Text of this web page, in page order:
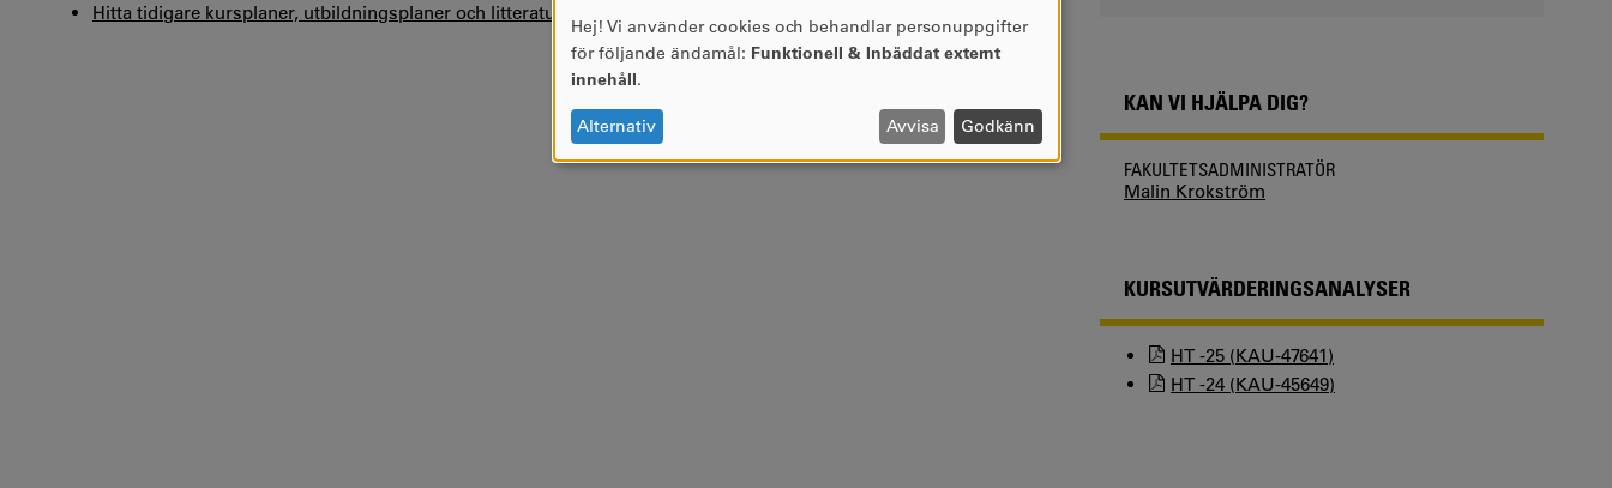
Hitta tidigare kursplaner, utbildningsplaner och litteraturlistor i KUPA.
KAN VI HJÄLPA DIG?
FAKULTETSADMINISTRATÖR
Malin Krokström
KURSUTVÄRDERINGSANALYSER
HT -25 (KAU-47641)
HT -24 (KAU-45649)
ANVÄNDNING
AV
OCH
COOKIES
Hej! Vi använder cookies och behandlar personuppgifter
för följande ändamål: Funktionell & Inbäddat externt
innehåll.
Alternativ Avvisa Godkänn